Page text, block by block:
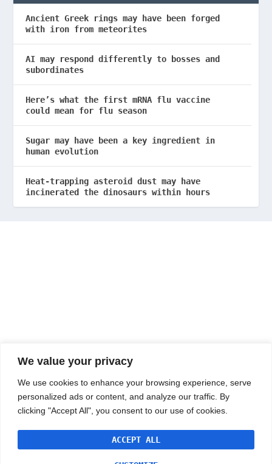
We value your privacy
We use cookies to enhance your browsing experience, serve
personalized ads or content, and analyze our traffic. By
clicking "Accept All", you consent to our use of cookies.
ACCEPT ALL
Ancient Greek rings may have been forged
with iron from meteorites
AI may respond differently to bosses and
subordinates
Here’s what the first mRNA flu vaccine
could mean for flu season
Sugar may have been a key ingredient in
human evolution
Heat-trapping asteroid dust may have
incinerated the dinosaurs within hours